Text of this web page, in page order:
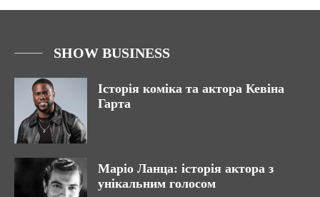
SHOW BUSINESS
Історія коміка та актора Кевіна
Гарта
Маріо Ланца: історія актора з
унікальним голосом